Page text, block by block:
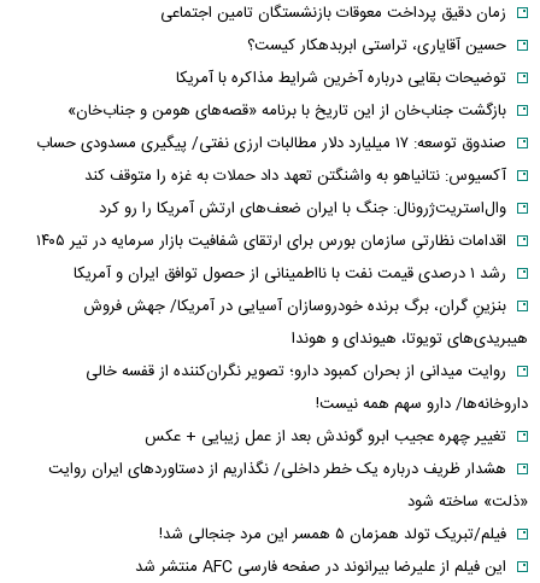
زمان دقیق پرداخت معوقات بازنشستگان تامین اجتماعی
حسین آقایاری، تراستی ابربدهکار کیست؟
توضیحات بقایی درباره آخرین شرایط مذاکره با آمریکا
بازگشت جناب‌خان از این تاریخ با برنامه «قصه‌های هومن و جناب‌خان»
صندوق توسعه: ۱۷ میلیارد دلار مطالبات ارزی نفتی/ پیگیری مسدودی حساب
آکسیوس: نتانیاهو به واشنگتن تعهد داد حملات به غزه را متوقف کند
وال‌استریت‌ژرونال: جنگ با ایران ضعف‌های ارتش آمریکا را رو کرد
اقدامات نظارتی سازمان بورس برای ارتقای شفافیت بازار سرمایه در تیر ۱۴۰۵
رشد ۱ درصدی قیمت نفت با نااطمینانی از حصول توافق ایران و آمریکا
بنزینِ گران، برگ برنده خودروسازان آسیایی در آمریکا/ جهش فروش
هیبریدی‌های تویوتا، هیوندای و هوندا
روایت میدانی از بحران کمبود دارو؛ تصویر نگران‌کننده از قفسه خالی
داروخانه‌ها/ دارو سهم همه نیست!
تغییر چهره عجیب ابرو گوندش بعد از عمل زیبایی + عکس
هشدار ظریف درباره یک خطر داخلی/ نگذاریم از دستاوردهای ایران روایت
«ذلت» ساخته شود
فیلم/تبریک تولد همزمان ۵ همسر این مرد جنجالی شد!
این فیلم از علیرضا بیرانوند در صفحه فارسی AFC منتشر شد